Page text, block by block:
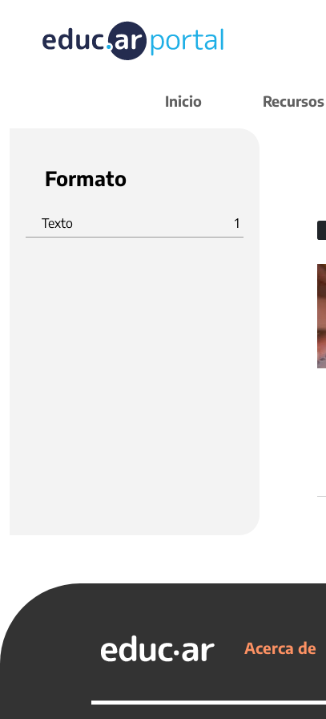
Inicio Recursos
Formato
Texto 1
Acerca de